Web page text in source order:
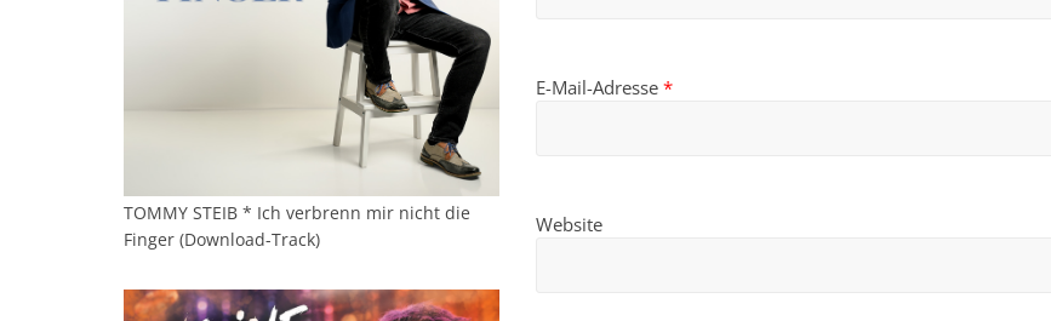
E-Mail-Adresse *
Website
TOMMY STEIB * Ich verbrenn mir nicht die
Finger (Download-Track)